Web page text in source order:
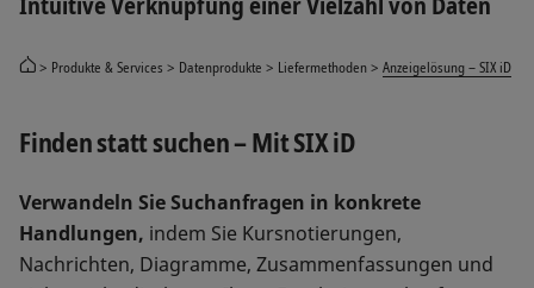
Produkte & Services Datenprodukte Liefermethoden Anzeigelösung – SIX iD
Finden statt suchen – Mit SIX iD
Verwandeln Sie Suchanfragen in konkrete
Handlungen, indem Sie Kursnotierungen,
Nachrichten, Diagramme, Zusammenfassungen und